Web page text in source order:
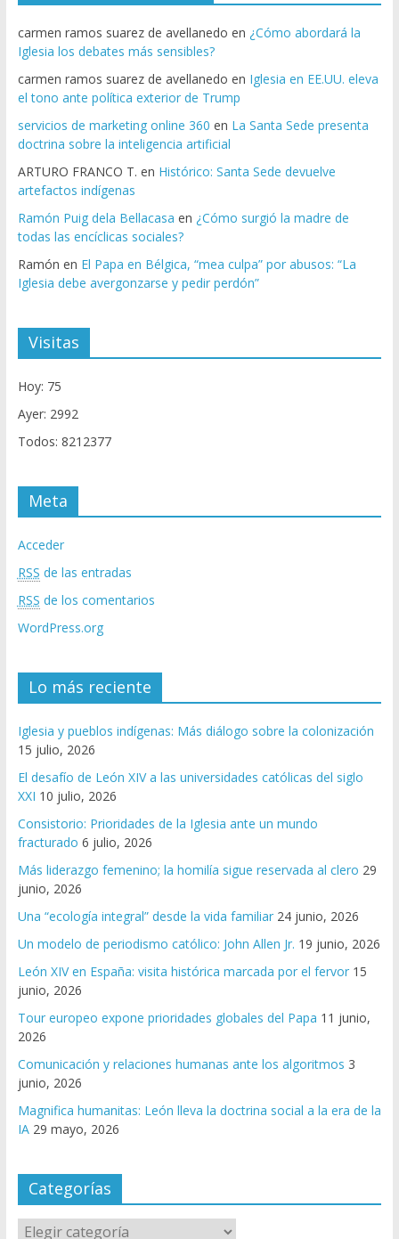
carmen ramos suarez de avellanedo en ¿Cómo abordará la
Iglesia los debates más sensibles?
carmen ramos suarez de avellanedo en Iglesia en EE.UU. eleva
el tono ante política exterior de Trump
servicios de marketing online 360 en La Santa Sede presenta
doctrina sobre la inteligencia artificial
ARTURO FRANCO T. en Histórico: Santa Sede devuelve
artefactos indígenas
Ramón Puig dela Bellacasa en ¿Cómo surgió la madre de
todas las encíclicas sociales?
Ramón en El Papa en Bélgica, “mea culpa” por abusos: “La
Iglesia debe avergonzarse y pedir perdón”
Visitas
Hoy: 75
Ayer: 2992
Todos: 8212377
Meta
Acceder
RSS de las entradas
RSS de los comentarios
WordPress.org
Lo más reciente
Iglesia y pueblos indígenas: Más diálogo sobre la colonización
15 julio, 2026
El desafío de León XIV a las universidades católicas del siglo
XXI 10 julio, 2026
Consistorio: Prioridades de la Iglesia ante un mundo
fracturado 6 julio, 2026
Más liderazgo femenino; la homilía sigue reservada al clero 29
junio, 2026
Una “ecología integral” desde la vida familiar 24 junio, 2026
Un modelo de periodismo católico: John Allen Jr. 19 junio, 2026
León XIV en España: visita histórica marcada por el fervor 15
junio, 2026
Tour europeo expone prioridades globales del Papa 11 junio,
2026
Comunicación y relaciones humanas ante los algoritmos 3
junio, 2026
Magnifica humanitas: León lleva la doctrina social a la era de la
IA 29 mayo, 2026
Categorías